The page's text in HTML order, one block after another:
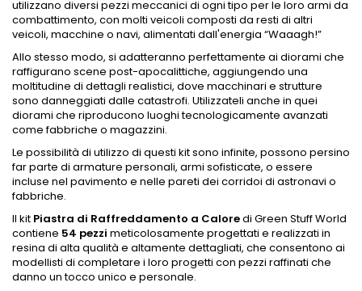
utilizzano diversi pezzi meccanici di ogni tipo per le loro armi da
combattimento, con molti veicoli composti da resti di altri
veicoli, macchine o navi, alimentati dall'energia “Waaagh!”
Allo stesso modo, si adatteranno perfettamente ai diorami che
raffigurano scene post-apocalittiche, aggiungendo una
moltitudine di dettagli realistici, dove macchinari e strutture
sono danneggiati dalle catastrofi. Utilizzateli anche in quei
diorami che riproducono luoghi tecnologicamente avanzati
come fabbriche o magazzini.
Le possibilità di utilizzo di questi kit sono infinite, possono persino
far parte di armature personali, armi sofisticate, o essere
incluse nel pavimento e nelle pareti dei corridoi di astronavi o
fabbriche.
Il kit Piastra di Raffreddamento a Caloredi Green Stuff World
contiene 54 pezzi meticolosamente progettati e realizzati in
resina di alta qualità e altamente dettagliati, che consentono ai
modellisti di completare i loro progetti con pezzi raffinati che
danno un tocco unico e personale.